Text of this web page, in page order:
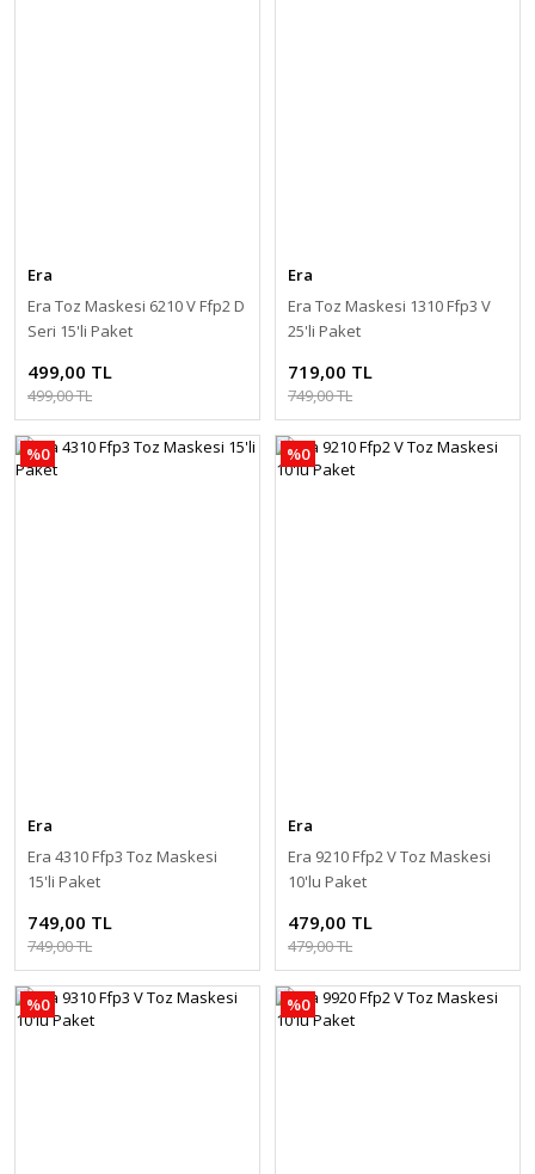
Era
Era Toz Maskesi 6210 V Ffp2 D
Seri 15'li Paket
499,00 TL
499,00 TL
Era
Era Toz Maskesi 1310 Ffp3 V
25'li Paket
719,00 TL
749,00 TL
%0
Era
Era 4310 Ffp3 Toz Maskesi
15'li Paket
749,00 TL
749,00 TL
%0
Era
Era 9210 Ffp2 V Toz Maskesi
10'lu Paket
479,00 TL
479,00 TL
%0 %0